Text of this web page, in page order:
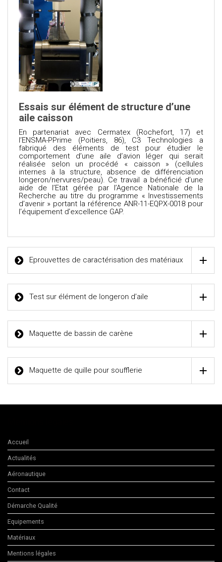
Essais sur élément de structure d’une
aile caisson
En partenariat avec Cermatex (Rochefort, 17) et
l’ENSMA-PPrime (Poitiers, 86), C3 Technologies a
fabriqué des éléments de test pour étudier le
comportement d’une aile d’avion léger qui serait
réalisée selon un procédé « caisson » (cellules
internes à la structure, absence de différenciation
longeron/nervures/peau). Ce travail a bénéficié d’une
aide de l’Etat gérée par l’Agence Nationale de la
Recherche au titre du programme « Investissements
d’avenir » portant la référence ANR-11-EQPX-0018 pour
l’équipement d’excellence GAP.
Eprouvettes de caractérisation des matériaux
Test sur élément de longeron d’aile
Maquette de bassin de carène
Maquette de quille pour soufflerie
Accueil
Actualités
Aéronautique
Contact
Démarche Qualité
Equipements
Matériaux
Mentions légales